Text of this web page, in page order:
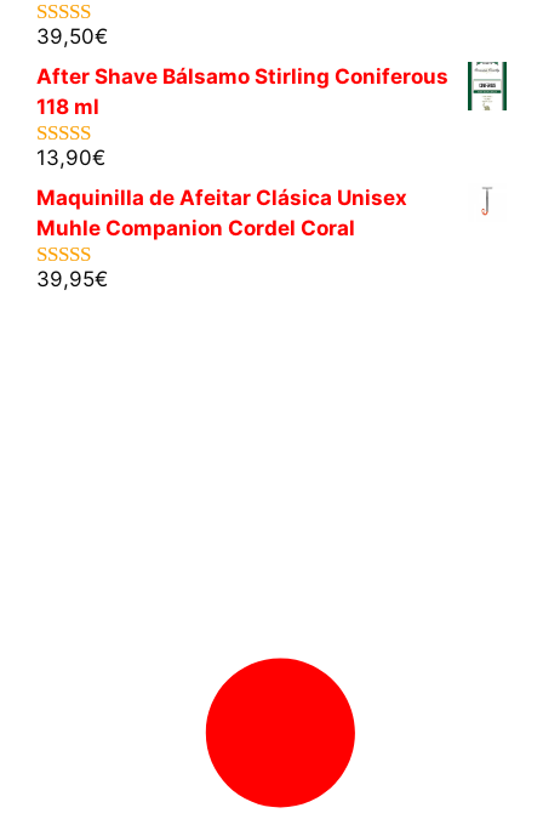
5.00de 5
39,50€
After Shave Bálsamo Stirling Coniferous
118 ml
5.00de 5
13,90€
Maquinilla de Afeitar Clásica Unisex
Muhle Companion Cordel Coral
5.00de 5
39,95€